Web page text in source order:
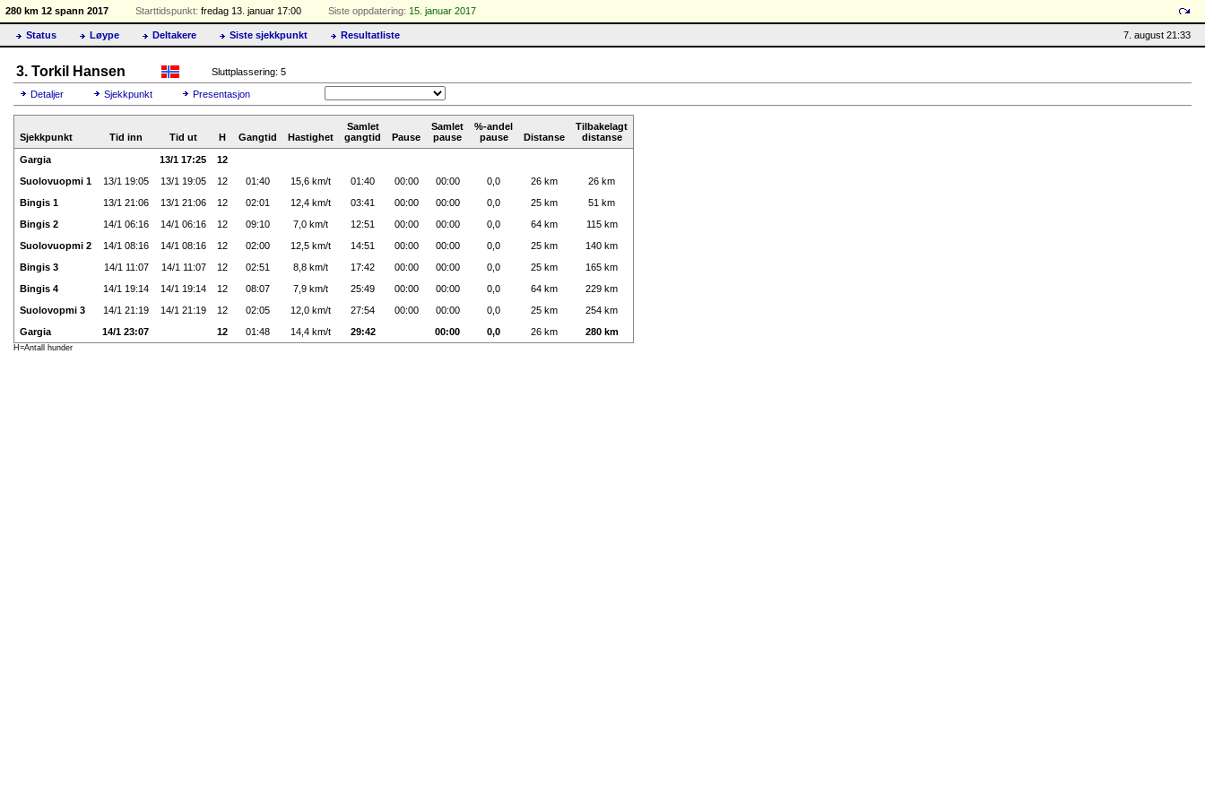
280 km 12 spann 2017 Starttidspunkt: fredag 13. januar 17:00 Siste oppdatering: 15. januar 2017
7. august 21:33
Status Løype Deltakere Siste sjekkpunkt Resultatliste
3. Torkil Hansen Sluttplassering: 5
Detaljer Sjekkpunkt Presentasjon
Sjekkpunkt Tid inn Tid ut H Gangtid Hastighet
Samlet
gangtid
Pause
Samlet
pause
%-andel
pause
Distanse
Tilbakelagt
distanse
Gargia 13/1 17:25
12
Suolovuopmi 1
13/1 19:05 13/1 19:05 12 01:40 15,6 km/t 01:40 00:00 00:00 0,0 26 km
26 km
Bingis 1
13/1 21:06 13/1 21:06 12 02:01 12,4 km/t 03:41 00:00 00:00 0,0 25 km
51 km
Bingis 2
14/1 06:16 14/1 06:16 12 09:10 7,0 km/t 12:51 00:00 00:00 0,0 64 km
115 km
Suolovuopmi 2
14/1 08:16 14/1 08:16 12 02:00 12,5 km/t 14:51 00:00 00:00 0,0 25 km
140 km
Bingis 3
14/1 11:07 14/1 11:07 12 02:51 8,8 km/t 17:42 00:00 00:00 0,0 25 km
165 km
Bingis 4
14/1 19:14 14/1 19:14 12 08:07 7,9 km/t 25:49 00:00 00:00 0,0 64 km
229 km
Suolovopmi 3
14/1 21:19 14/1 21:19 12 02:05 12,0 km/t 27:54 00:00 00:00 0,0 25 km
254 km
Gargia
14/1 23:07 12 01:48 14,4 km/t 29:42 00:00 0,0 26 km 280 km
H=Antall hunder